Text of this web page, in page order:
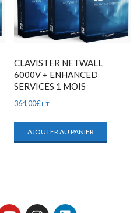
CLAVISTER NETWALL
6000V + ENHANCED
SERVICES 1 MOIS
364,00€ HT
AJOUTER AU PANIER